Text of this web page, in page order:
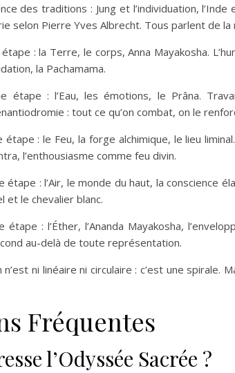
des traditions : Jung et l’individuation,
selon Pierre Yves Albrecht. Tous parlent de
: la Terre, le corps, Anna Mayakosha.
la Pachamama.
étape : l’Eau, les émotions, le Prâna.
: tout ce qu’on combat, on le
étape : le Feu, la forge alchimique, le lieu
l’enthousiasme comme feu divin.
étape : l’Air, le monde du haut, la conscience
et le chevalier blanc.
étape : l’Éther, l’Ananda Mayakosha,
au-delà de toute représentation.
n’est ni linéaire ni circulaire : c’est une spirale.
Fréquentes
l’Odyssée Sacrée ?